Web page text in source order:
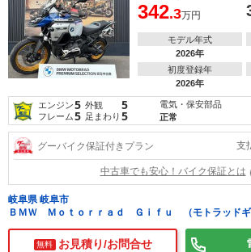
342.3万円
モデル年式
2026年
初度登録年
2026年
エンジン5 外観 5
フレーム5 足まわり 5
電気・保安部品
正常
グーバイク保証付きプラン 支
中古車でも安心！バイク保証とは
岐阜県 岐阜市
ＢＭＷ Ｍｏｔｏｒｒａｄ Ｇｉｆｕ （モトラッドギ
無料 お見積り/お問合せ